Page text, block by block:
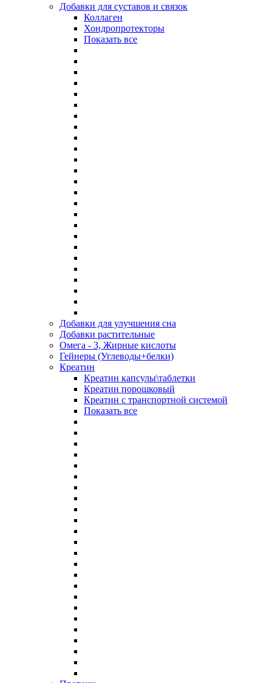
Добавки для суставов и связок
Коллаген
Хондропротекторы
Показать все
Добавки для улучшения сна
Добавки растительные
Омега - 3, Жирные кислоты
Гейнеры (Углеводы+белки)
Креатин
Креатин капсулы\таблетки
Креатин порошковый
Креатин с транспортной системой
Показать все